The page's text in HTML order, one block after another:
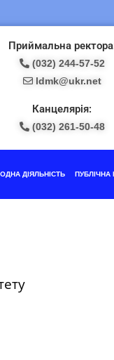
Приймальна
(032) 244-57-52
ldmk@ukr.net
Канцелярія:
(032) 261-50-48
ДІЯЛЬНІСТЬ ПУБЛІЧНА